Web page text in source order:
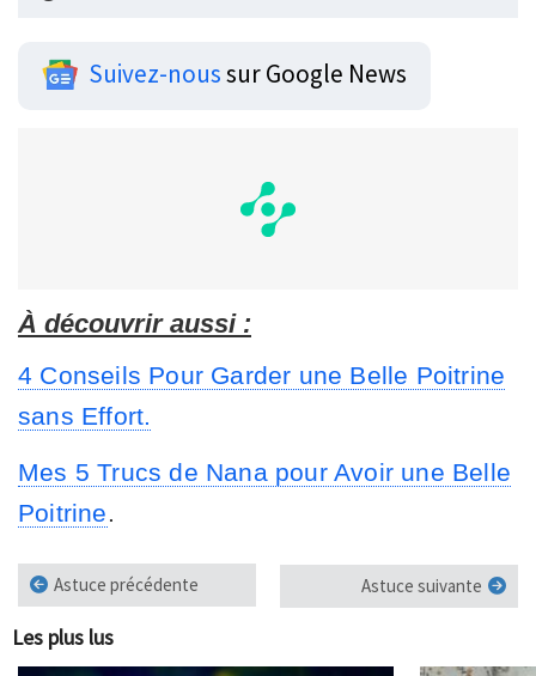
Suivez-noussur Google News
À découvrir aussi :
4 Conseils Pour Garder une Belle Poitrine
sans Effort.
Mes 5 Trucs de Nana pour Avoir une Belle
Poitrine.
Astuce précédente Astuce suivante
Les plus lus